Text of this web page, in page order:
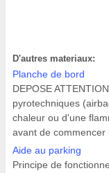
D'autres materiaux:
Planche de bord
DEPOSE
pyrotechniques
chaleur ou d'une
avant de
Aide au parking
Principe de